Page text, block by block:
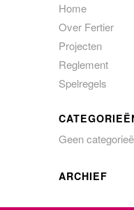
Home
Over Fertier
Projecten
Reglement
Spelregels
Geen
ARCHIEF